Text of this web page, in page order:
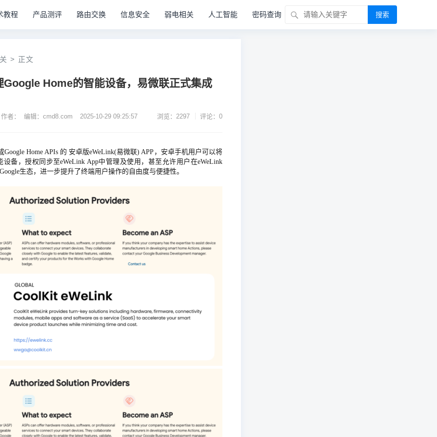
教程 产品测评 路由交换 信息安全 弱电相关 人工智能 密码查询 搜索
> 正文
Home的智能设备，易微联正式集成
者： 编辑：cmd8.com 2025-10-29 09:25:57 浏览：2297 评论：0
Home APIs 的 安卓版eWeLink(易微联) APP，安卓手机用户可以将
设备，授权同步至eWeLink App中管理及使用，甚至允许用户在eWeLink
生态，进一步提升了终端用户操作的自由度与便捷性。